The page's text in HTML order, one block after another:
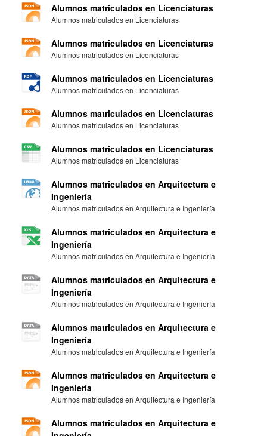
Alumnos matriculados en Licenciaturas
Alumnos matriculados en Licenciaturas
Alumnos matriculados en Licenciaturas
Alumnos matriculados en Licenciaturas
Alumnos matriculados en Licenciaturas
Alumnos matriculados en Licenciaturas
Alumnos matriculados en Licenciaturas
Alumnos matriculados en Licenciaturas
Alumnos matriculados en Licenciaturas
Alumnos matriculados en Licenciaturas
Alumnos matriculados en Arquitectura e
Ingeniería
Alumnos matriculados en Arquitectura e Ingeniería
Alumnos matriculados en Arquitectura e
Ingeniería
Alumnos matriculados en Arquitectura e Ingeniería
Alumnos matriculados en Arquitectura e
Ingeniería
Alumnos matriculados en Arquitectura e Ingeniería
Alumnos matriculados en Arquitectura e
Ingeniería
Alumnos matriculados en Arquitectura e Ingeniería
Alumnos matriculados en Arquitectura e
Ingeniería
Alumnos matriculados en Arquitectura e Ingeniería
Alumnos matriculados en Arquitectura e